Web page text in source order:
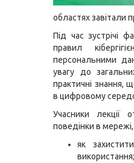
областях завітали
Під час зустрічі
правил
персональними
увагу до
практичні знання,
в цифровому
Учасники лекції
поведінки в
як
використання;